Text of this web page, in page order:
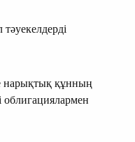
нарықтық құнның
облигациялармен